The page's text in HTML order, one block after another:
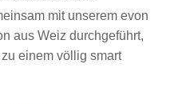
mit unserem evon
aus Weiz durchgeführt,
einem völlig smart